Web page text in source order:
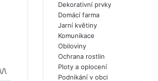
Dekorativní prvky
Domácí farma
Jarní květiny
Komunikace
Obiloviny
Ochrana rostlin
Ploty a oplocení
Podnikání v obci